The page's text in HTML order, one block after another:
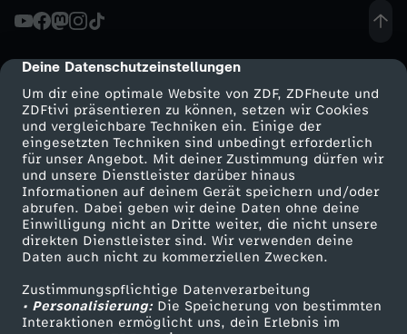
cmp-dialog-description
Deine Datenschutzeinstellungen
Um dir eine optimale Website von ZDF, ZDFheute und
ZDFtivi präsentieren zu können, setzen wir Cookies
und vergleichbare Techniken ein. Einige der
eingesetzten Techniken sind unbedingt erforderlich
für unser Angebot. Mit deiner Zustimmung dürfen wir
und unsere Dienstleister darüber hinaus
Informationen auf deinem Gerät speichern und/oder
abrufen. Dabei geben wir deine Daten ohne deine
Einwilligung nicht an Dritte weiter, die nicht unsere
direkten Dienstleister sind. Wir verwenden deine
Daten auch nicht zu kommerziellen Zwecken.
Zustimmungspflichtige Datenverarbeitung
• Personalisierung:Die Speicherung von bestimmten
Interaktionen ermöglicht uns, dein Erlebnis im
l
l
o
w
s
G
e
Mehr ZDF
ZDF-Apps
Smart TV
ZDFtext
Livestreams
Sendungen A-Z
Service
ZDFmitreden
Kontakt zum ZDF
Tickets
Zuschauerservice
Hilfe